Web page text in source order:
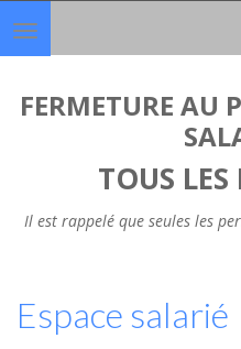
Toggle
navigation
FERMETURE AU
TOUS LES
Il est rappelé que seules les
Espace salarié